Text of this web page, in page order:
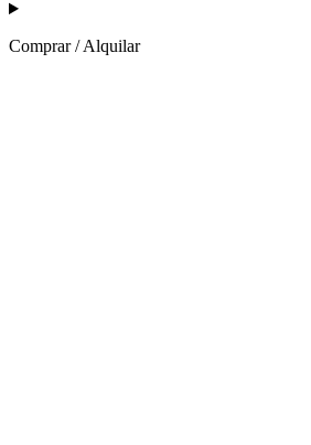
Comprar / Alquilar